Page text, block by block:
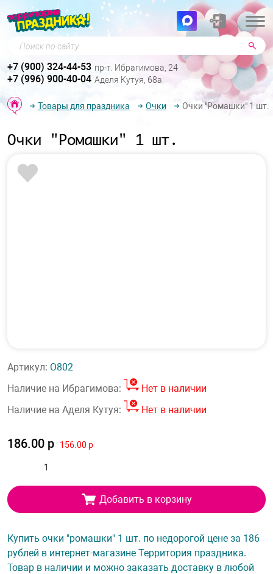
Поиск по сайту
+7 (900) 324-44-53 пр-т. Ибрагимова, 24
+7 (996) 900-40-04 Аделя Кутуя, 68а
Товары для праздника Очки Очки "Ромашки" 1 шт.
Очки "Ромашки" 1 шт.
Артикул: О802
Наличие на Ибрагимова:
Нет в наличии
Наличие на Аделя Кутуя:
Нет в наличии
186.00 р 156.00 р
Добавить в корзину
Купить очки "ромашки" 1 шт. по недорогой цене за 186
рублей в интернет-магазине Территория праздника.
Товар в наличии и можно заказать доставку в любой